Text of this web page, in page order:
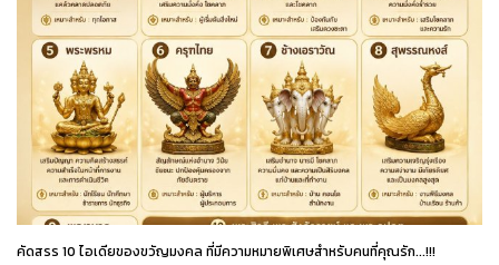
คัดสรร 10 ไอเดียของขวัญมงคล ที่มีความหมายพิเศษสำหรับคนที่คุณรัก...!!!